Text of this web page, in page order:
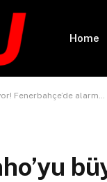
Home
Fenerbahçe’de alarm…